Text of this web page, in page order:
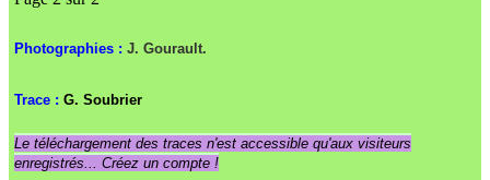
Photographies : J. Gourault.
Trace : G. Soubrier
Le téléchargement des traces n'est accessible qu'aux visiteurs
enregistrés... Créez un compte !